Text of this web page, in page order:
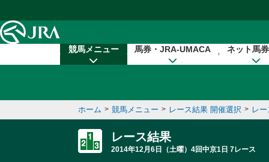
競馬メニュー 馬券・JRA-UMACA ネット馬
ホーム > 競馬メニュー > レース結果 開催選択 > レ
レース結果
2014年12月6日（土曜）4回中京1日 7レース